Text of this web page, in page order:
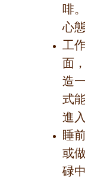
啡
心
工
面
造
式
進
睡
或
碌